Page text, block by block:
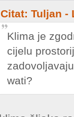
Citat: Tuljan -
Klima je
cijelu
wati?